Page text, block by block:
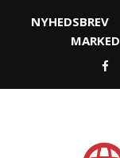
NYHEDSBREV